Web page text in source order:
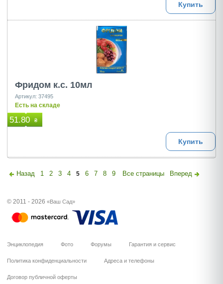
Купить
Фридом к.с. 10мл
Артикул: 37495
Есть на складе
51.80 ₴
Купить
Назад 1 2 3 4 5 6 7 8 9 Все страницы Вперед
© 2011 - 2026 «Ваш Сад»
Энциклопедия Фото Форумы Гарантия и сервис
Политика конфиденциальности Адреса и телефоны
Договор публичной оферты